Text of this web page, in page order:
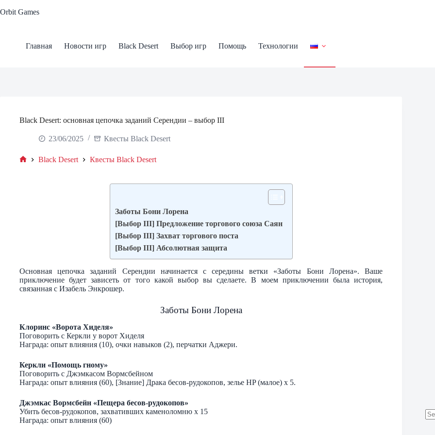
to
Orbit Games
Главная Новости игр Black Desert Выбор игр Помощь Технологии
Black Desert: основная цепочка заданий Серендии – выбор III
23/06/2025 Квесты Black Desert
Black Desert Квесты Black Desert
Заботы Бони Лорена
[Выбор III] Предложение торгового союза Саян
[Выбор III] Захват торгового поста
[Выбор III] Абсолютная защита
Основная цепочка заданий Серендии начинается с середины ветки «Заботы Бони Лорена». Ваше
приключение будет зависеть от того какой выбор вы сделаете. В моем приключении была история,
связанная с Изабель Энкрошер.
Заботы Бони Лорена
Клоринс «Ворота Хиделя»
Поговорить с Керкли у ворот Хиделя
Награда: опыт влияния (10), очки навыков (2), перчатки Аджери.
Керкли «Помощь гному»
Поговорить с Джэмкасом Вормсбейном
Награда: опыт влияния (60), [Знание] Драка бесов-рудокопов, зелье HP (малое) х 5.
Джэмкас Вормсбейн «Пещера бесов-рудокопов»
Убить бесов-рудокопов, захвативших каменоломню х 15
Награда: опыт влияния (60)